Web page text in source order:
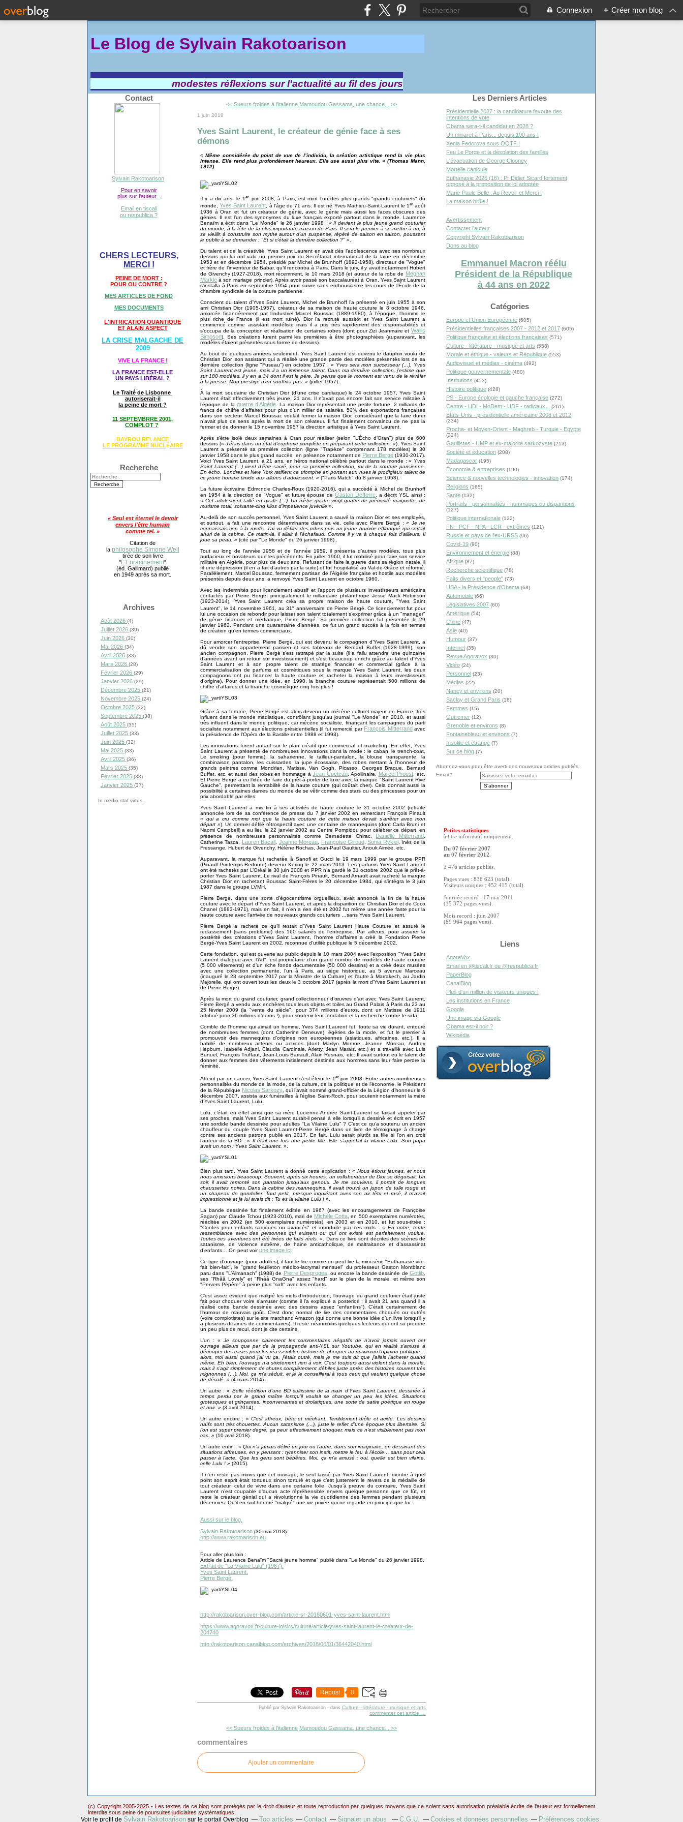
Connexion + Créer mon blog
Le Blog de Sylvain Rakotoarison
modestes réflexions sur l'actualité au fil des jours
Contact
Sylvain Rakotoarison
Pour en savoir
plus sur l'auteur...
Email en tiscali
ou respublica ?
CHERS LECTEURS,
MERCI !
PEINE DE MORT :
POUR OU CONTRE ?
MES ARTICLES DE FOND
MES DOCUMENTS
L'INTRICATION QUANTIQUE
ET ALAIN ASPECT
LA CRISE MALGACHE DE
2009
VIVE LA FRANCE !
LA FRANCE EST-ELLE
UN PAYS LIBÉRAL ?
Le Traité de Lisbonne
autoriserait-il
la peine de mort ?
11 SEPTEMBRRE 2001,
COMPLOT ?
BAYROU RELANCE
LE PROGRAMME NUCLÉAIRE
Recherche
« Seul est éternel le devoir
envers l'être humain
comme tel. »
Citation de
la philosophe Simone Weil
tirée de son livre
"L'Enracinement"
(éd. Gallimard) publié
en 1949 après sa mort.
Archives
Août 2026 (4)
Juillet 2026 (39)
Juin 2026 (30)
Mai 2026 (34)
Avril 2026 (33)
Mars 2026 (28)
Février 2026 (29)
Janvier 2026 (29)
Décembre 2025 (21)
Novembre 2025 (24)
Octobre 2025 (32)
Septembre 2025 (38)
Août 2025 (35)
Juillet 2025 (33)
Juin 2025 (32)
Mai 2025 (33)
Avril 2025 (36)
Mars 2025 (35)
Février 2025 (38)
Janvier 2025 (37)
In medio stat virtus.
<< Sueurs froides à l’italienne Mamoudou Gassama, une chance... >>
1 juin 2018
Yves Saint Laurent, le créateur de génie face à ses
démons
« Même considérée du point de vue de l’individu, la création artistique rend la vie plus
intense. Elle rend plus profondément heureux. Elle use aussi plus vite. » (Thomas Mann,
1912).
Il y a dix ans, le 1er juin 2008, à Paris, est mort l’un des plus grands "grands couturiers" du
monde, Yves Saint Laurent, à l’âge de 71 ans. Il est né Yves Mathieu-Saint-Laurent le 1er août
1936 à Oran et fut un créateur de génie, avec le génie mais aussi les faces obscures des
génies. Il est l’un des synonymes du luxe français exporté partout dans le monde. Laurence
Benaïm a écrit dans "Le Monde" le 26 janvier 1998 : « Il devient le plus jeune grand couturier
du monde, à la tête de la plus importante maison de Paris. Il sera le premier à se mettre à nu, à
se vieillir, à construire son mythe autour d’un suspense, répété de saison en saison, poussant
le public à se demander : "Et si c’était la dernière collection ?" »
Du talent et de la créativité, Yves Saint Laurent en avait dès l’adolescence avec ses nombreux
dessins qui lui ont valu un premier prix du Secrétariat international de la laine en décembre
1953 et en décembre 1954, présidé par Michel de Brunhoff (1892-1958), directeur de "Vogue"
et frère de l’inventeur de Babar, qu’il rencontra à Paris. Dans le jury, il y avait notamment Hubert
de Givenchy (1927-2018), mort récemment, le 10 mars 2018 (et auteur de la robe de Meghan
Markle à son mariage princier). Après avoir passé son baccalauréat à Oran, Yves Saint Laurent
s’installa à Paris en septembre 1954 pour suivre sans enthousiasme les cours de l’École de la
chambre syndicale de la couture parisienne.
Conscient du talent d’Yves Saint Laurent, Michel de Brunhoff l’a présenté en juin 1955 à son
ami Christian Dior (1905-1957), créateur de sa maison de haute couture le 8 octobre 1946,
amorcée financièrement par l’industriel Marcel Boussac (1889-1980), à l’époque, l’homme le
plus riche de France (il est mort ruiné). Dior l’a recruté aussitôt et Yves Saint Laurent a
commencé comme assistant modéliste mais il a pris très rapidement des responsabilités et
s’occupa de la conception et réalisation de certaines robes (dont pour Zizi Jeanmaire et Wallis
Simpson). Ses créations furent parmi les premières à être photographiées (auparavant, les
modèles étaient présentés sous forme de dessins).
Au bout de quelques années seulement, Yves Saint Laurent est devenu le dauphin voulu de
Christian Dior, son assistant qui a réalisé une grande partie des modèles présentés lors de sa
dernière collection (ligne "Fuseau") en octobre 1957 : « Yves sera mon successeur (…). Yves
Saint Laurent est jeune, mais il a un immense talent. Dans ma dernière collection, j’estime que
sur 180 modèles, il y en a 34 dont il est le père. Je pense que le moment est venu de le révéler
à la presse. Mon prestige n’en souffrira pas. » (juillet 1957).
À la mort soudaine de Christian Dior (d’une crise cardiaque) le 24 octobre 1957, Yves Saint
Laurent était effectivement très jeune, 21 ans. Il n’avait pas encore fait son service militaire à
l’époque de la guerre d’Algérie. La maison Dior représentait une petite fortune, 2 milliards de
francs de chiffre d’affaires pour plus d’un millier de salariés, 50% des exportations françaises
dans son secteur. Marcel Boussac voulait fermer la maison Dior, considérant que la faire durer
n’avait plus de sens après la mort de son créateur. Il fut finalement convaincu de ne pas la
fermer et de donner le 15 novembre 1957 la direction artistique à Yves Saint Laurent.
Après s’être isolé deux semaines à Oran pour réaliser (selon "L’Écho d’Oran") plus de 600
dessins (« J’étais dans un état d’euphorie complète en préparant cette collection. »), Yves Saint
Laurent a présenté sa première collection (ligne "Trapèze" comprenant 178 modèles) le 30
janvier 1958 dans le plus grand succès, en présence notamment de Pierre Bergé(1930-2017).
Voici Yves Saint Laurent, à 21 ans, en héros national célébré partout dans le monde :« Yves
Saint Laurent (…) vient d’être sacré, pour sa première collection, roi de la couture parisienne.
En écho, Londres et New York ratifient ce triomphe en portant aux nues le prodigieux talent de
ce jeune homme timide aux allures d’adolescent. » ("Paris Match" du 8 janvier 1958).
La future écrivaine Edmonde Charles-Roux (1920-2016), qui a succédé à Michel de Brunhoff
en 1954 à la direction de "Vogue" et future épouse deGaston Defferre , a décrit YSL ainsi :
« Cet adolescent taillé en girafe (…). Un mètre quatre-vingt-quatre de précocité maigriotte, de
mutisme total, soixante-cinq kilos d’impatience juvénile »
Au-delà de son succès personnel, Yves Saint Laurent a sauvé la maison Dior et ses employés,
et surtout, a fait une rencontre déterminante dans sa vie, celle avec Pierre Bergé :« Je ne
connaissais rien à la mode. J’ai vu défiler des robes puis un jeune homme efflanqué qui sortait
ahuri de la cabine. Ce matin-là, il allait à l’échafaud. Comme il y va à chaque fois d’ailleurs. Il
joue sa peau. » (cité par "Le Monde" du 26 janvier 1998)..
Tout au long de l’année 1958 et de l’année 1959, il présenta d’autres modèles, tous plus
audacieux et novateurs que les précédents. En juillet 1960, il fut mobilisé pour faire son service
militaire en Algérie, pour plus de deux ans. Refusant de faire la guerre dans sa région natale, il
fit une dépression (il en a fait d’autres par la suite) et fut hospitalisé au Val-de-Grâce et réformé.
Parallèlement, Marcel Boussac, fermement partisan de l’Algérie française et hostile aux modèles
présentés depuis deux ans, a renvoyé Yves Saint Laurent en octobre 1960.
Avec les indemnités pour licenciement abusif et l’apport de plusieurs investisseurs américains
contactés par Pierre Bergé, principalement le milliardaire philanthrope Jesse Mack Robinson
(1923-2014), Yves Saint Laurent créa sa propre maison de haute couture, "Yves Saint
Laurent", le 14 novembre 1961, au 31e anniversaire de Pierre Bergé. Ce licenciement fut pour
lui une occasion de rebondir pour laisser son talent totalement s’exprimer grâce à un "manager"
de génie financier et médiatique, Pierre Bergé. Sa première collection fut présentée le 29
janvier 1962. Pendant une quarantaine d’années, ce fut un grand succès à la fois en termes
de création qu’en termes commerciaux.
Pour amorcer l’entreprise, Pierre Bergé, qui est devenu le compagnon d’Yves Saint Laurent, a
dû vendre son appartement parisien et ses tableaux de Bernard Buffet (1928-1999), son
ancien compagnon. Pierre Bergé s’est rattrapé par la suite (il a fallu attendre une quinzaine
d’années avant un retour sur investissement) et s’est beaucoup enrichi grâce au talent d’Yves
Saint Laurent et à son propre talent de stratège financier et commercial (grâce à la
commercialisation de parfums et cosmétiques sous la marque Yves Saint Laurent, les deux
compagnons ont pu financer la haute couture et racheter la maison à leurs investisseurs
d’origine). Pour donner une idée, en 1990, la branche couture représentait 500 millions de
chiffre d’affaires et la branche cosmétique cinq fois plus !
Grâce à sa fortune, Pierre Bergé est alors devenu un mécène culturel majeur en France, très
influent dans le monde médiatique, contrôlant jusqu’au journal "Le Monde" en 2010, et aussi
très influent dans le monde politique, car mécène socialiste, finançant les campagnes du parti
socialiste notamment aux élections présidentielles (il fut remercié par François Mitterrand avec
la présidence de l’Opéra de la Bastille entre 1988 et 1993).
Les innovations furent autant sur le plan créatif que commercial et marketing. En effet, Yves
Saint Laurent a présenté de nombreuses innovations dans la mode : le caban, le trench-coat,
Le smoking (pour femme), la saharienne, le tailleur-pantalon, la blouse transparente, la
combinaison pantalon, les cuissardes, la jupe écossaise, des robes mettant à l’honneur de
grands peintres comme Mondrian, Matisse, Van Gogh, Picasso, Georges Braque, Bernard
Buffet, etc. et aussi des robes en hommage àJean Cocteau , Apollinaire, Marcel Proust , etc.
Et Pierre Bergé a eu l’idée de faire du prêt-à-porter de luxe avec la marque "Saint Laurent Rive
Gauche", permettant la rentabilité de la haute couture (qui coûtait cher). Cela donnait aussi la
possibilité à certaines dames du monde de se vêtir comme des stars ou des princesses pour un
prix abordable par elles.
Yves Saint Laurent a mis fin à ses activités de haute couture le 31 octobre 2002 (retraite
annoncée lors de sa conférence de presse du 7 janvier 2002 en remerciant François Pinault
« qui a cru comme moi que la haute couture de cette maison devait s’arrêter avec mon
départ »). Un dernier défilé rétrospectif avec une centaine de mannequins (dont Carla Bruni et
Naomi Campbell) a eu lieu le 22 janvier 2002 au Centre Pompidou pour célébrer ce départ, en
présence de nombreuses personnalités comme Bernadette Chirac, Danielle Mitterrand
Catherine Tasca,
Lauren Bacall Jeanne Moreau Françoise Giroud ,Sonia Rykiel , Inès de la
Fressange, Hubert de Givenchy, Hélène Rochas, Jean-Paul Gaultier, Anouk Aimée, etc.
Auparavant, la marque fut rachetée à Sanofi et Gucci le 19 mars 1999 par le groupe PPR
(Pinault-Printemps-Redoute) devenu Kering le 22 mars 2013. Les parfums Yves Saint Laurent
ont été rachetés par L’Oréal le 30 juin 2008 et PPR n’a gardé le 31 octobre 2002 que le prêt-à-
porter Yves Saint Laurent. Le rival de François Pinault, Bernard Arnault avait racheté la marque
Christian Dior en rachetant Boussac Saint-Frères le 20 décembre 1984, qui s’intégra le 3 juin
1987 dans le groupe LVMH.
Pierre Bergé, dans une sorte d’égocentrisme orgueilleux, avait annoncé la fin de la haute
couture avec le départ d’Yves Saint Laurent, et après la disparition de Christian Dior et de Coco
Chanel (1883-1971), mais en fait, il n’en a rien été et 2002 fut même une année faste pour la
haute couture avec l’arrivée de nouveaux grands couturiers …sans Yves Saint Laurent.
Pierre Bergé a racheté ce qu’il restait d’Yves Saint Laurent Haute Couture et assuré le
reclassement (sans problème) des 160 salariés de l’entreprise. Par ailleurs, pour assurer la
postérité des créations d’Yves Saint Laurent, l’homme d’affaires a créé la Fondation Pierre
Bergé-Yves Saint Laurent en 2002, reconnue d’utilité publique le 5 décembre 2002.
Cette fondation, qui est ouverte au public depuis le 10 mars 2004 avec l’exposition "Yves Saint
Laurent dialogue avec l’Art", est propriétaire d’un grand nombre de modèles de haute couture
(5 000 vêtements) et d’un riche fonds documentaire (50 000 dessins) et a créé deux musées
avec une collection permanente, l’un à Paris, au siège historique, au 5 avenue Marceau
(inauguré le 28 septembre 2017 par la Ministre de la Culture) et l’autre à Marrakech, au Jardin
Majorelle, qui ont ouvert tous les deux le 3 octobre 2017 (après la mort d’Yves Saint Laurent et
de Pierre Bergé).
Après la mort du grand couturier, grand collectionneur d’œuvres d’art avec Yves Saint Laurent,
Pierre Bergé a vendu aux enchères tous leurs objets et toiles au Grand Palais à Paris du 23 au
25 février 2009 (la "vente du siècle", pour 374 millions d’euros, dont un Matisse de 1911
attribué pour 36 millions d’euros !), pour soutenir leur fondation et la recherche contre le sida.
Comble de l’homme qui aimait un homme, Yves Saint Laurent fut, toute sa vie durant, entouré
de nombreuses femmes (dont Catherine Deneuve), égéries de la mode, et fut le premier à
promouvoir des mannequins d’origines non européennes (asiatiques, africaines, etc.). Il a
habillé de nombreux acteurs ou actrices (dont Marilyn Monroe, Jeanne Moreau, Audrey
Hepburn, Isabelle Adjani, Claudia Cardinale, Arletty, Jean Marais, etc.) et a travaillé avec Luis
Bunuel, François Truffaut, Jean-Louis Barrault, Alain Resnais, etc. Il avait surtout eu le talent de
donner aux femmes des vêtements initialement destinés aux hommes sans leur faire perdre la
féminité.
Atteint par un cancer, Yves Saint Laurent s’est éteint le 1 erjuin 2008. Entre autres nombreuses
personnalités du monde de la mode, de la culture, de la politique et de l’économie, le Président
de la République Nicolas Sarkozy , qui l’avait nommé grand-officier de la Légion d’honneur le 6
décembre 2007, assista aux funérailles à l’église Saint-Roch, pour soutenir notamment la mère
d’Yves Saint Laurent, Lulu.
Lulu, c’était en effet ainsi que sa mère Lucienne-Andrée Saint-Laurent se faisait appeler par
ses proches, mais Yves Saint Laurent aurait-il pensé à elle lorsqu’il a dessiné et écrit en 1957
une sordide bande dessinée pour adultes "La Vilaine Lulu" ? C’est ce qu’a soutenu un ancien
chauffeur du couple Yves Saint Laurent-Pierre Bergé dans un livre de témoignage à charge
contre ses anciens patrons publié en 2017. En fait, Lulu serait plutôt sa fille si l’on en croit
l’auteur de la BD :« Il était une fois une petite fille. Elle s’appelait la vilaine Lulu. Son papa
avait un nom : Yves Saint Laurent. »
Bien plus tard, Yves Saint Laurent a donné cette explication : « Nous étions jeunes, et nous
nous amusions beaucoup. Souvent, après six heures, un collaborateur de Dior se déguisait. Un
soir, il avait remonté son pantalon jusqu’aux genoux. Je me souviens, il portait de longues
chaussettes noires. Dans la cabine des mannequins, il avait trouvé un jupon de tulle rouge et
un chapeau de gondolier. Tout petit, presque inquiétant avec son air têtu et rusé, il m’avait
impressionné et je lui avais dit : Tu es la vilaine Lulu ! »
La bande dessinée fut finalement éditée en 1967 (avec les encouragements de Françoise
Sagan) par Claude Tchou (1923-2010), mari de Michèle Cotta , en 500 exemplaires numérotés,
rééditée en 2002 (en 500 exemplaires numérotés), en 2003 et en 2010, et fut sous-titrée :
"Contes pour enfants sadiques ou avancés" et introduite par ces mots : « En outre, toute
ressemblance avec des personnes qui existent ou qui ont existé est parfaitement voulue.
Toutes ces aventures ont été tirées de faits réels. »
. Dans ce livre sont décrites des scènes de
satanisme, de violence extrême, de haine anticatholique, de maltraitance et d’assassinat
d’enfants… On peut voirune image ici
Ce type d’ouvrage (pour adultes), il faut le lire comme on peut lire la mini-série "Euthanasie vite-
fait bien-fait", le "grand feuilleton médico-lacrymal mensuel" du professeur Gaston Montblanc
paru dans "L’Almanach" (1988) de Pierre Desproges , ou encore la bande dessinée deGotlib
ses "Rhââ Lovely" et "Rhââ GnaGna" assez "hard" sur le plan de la morale, et même son
"Pervers Pépère" à peine plus "soft" avec les enfants.
C’est assez évident que malgré les mots d’introduction, l’ouvrage du grand couturier était juste
fait pour choquer voire s’amuser (comme il l’a expliqué a posteriori ; il avait 21 ans quand il a
réalisé cette bande dessinée avec des dessins assez "enfantins"). C’était certainement de
l’humour de mauvais goût. C’est donc normal de lire des commentaires choqués ou outrés
(voire complotistes) sur le site marchand Amazon (qui donne une bonne idée d’un livre lorsqu’il y
a plusieurs dizaines de commentaires). Il reste néanmoins quelques lecteurs qui ont su prendre
un peu plus de recul, dont je cite certains.
L’un : « Je soupçonne clairement les commentaires négatifs de n’avoir jamais ouvert cet
ouvrage ailleurs que par de la propagande anti-YSL sur Youtube, qui en réalité s’amuse à
découper des cases pour les réassembler, histoire de choquer au maximum l’opinion publique…
alors, moi aussi quand j’ai vu ça, j’étais outré, mais je me suis dit que j’allais l’acheter quand
même. Eh bien, l’ouvrage n’a strictement rien à voir. C’est toujours aussi violent dans la morale,
mais il s’agit simplement de chutes complètement débiles juste après des histoires souvent très
mignonnes (…). Moi, ça m’a séduit, et je le conseillerai à tous ceux qui veulent quelque chose
de décalé. » (4 mars 2014).
Un autre :« Belle réédition d’une BD cultissime de la main d’Yves Saint Laurent, dessinée à
temps perdu par le grand maître lorsqu’il voulait se changer un peu les idées. Situations
grotesques et grinçantes, inconvenantes et drolatiques, une sorte de satire poétique en rouge
et noir. » (3 avril 2014).
Un autre encore : « C’est affreux, bête et méchant. Terriblement drôle et acide. Les dessins
naïfs sont très chouettes. Aucun satanisme (…), juste le reflet d’une époque plus libertaire. Si
l’on est super premier degré, ça peut effectivement choquer, mais ce n’est visiblement pas mon
cas. » (10 avril 2018).
Un autre enfin : « Qui n’a jamais déliré un jour ou l’autre, dans son imaginaire, en dessinant des
situations affreuses, en y pensant : tyranniser son instit, mettre le feu à l’école… sans pour cela
passer à l’acte. Que les gens sont bébêtes. Moi, ça m’a amusé : oui, quelle est bien vilaine,
celle Lulu ! » (2015).
Il n’en reste pas moins que cet ouvrage, le seul laissé par Yves Saint Laurent, montre à quel
point son esprit était tortueux sinon torturé et que c’est justement le revers de la médaille de
tout créateur, celui de vivre dans une certaine folie. Jusqu’à preuve du contraire, Yves Saint
Laurent n’est coupable d’aucun acte répréhensible envers quelque personne que ce fût, et
reste le créateur génial qui a révolutionné la vie quotidienne des femmes pendant plusieurs
décennies. Qu’il en soit honoré "malgré" une vie privée qui ne regarde en principe que lui.
Aussi sur le blog.
Sylvain Rakotoarison (30 mai 2018)
http://www.rakotoarison.eu
Pour aller plus loin :
Article de Laurence Benaïm "Sacré jeune homme" publié dans "Le Monde" du 26 janvier 1998.
Extrait de "La Vilaine Lulu" (1967).
Yves Saint Laurent.
Pierre Bergé.
http://rakotoarison.over-blog.com/article-sr-20180601-yves-saint-laurent.html
https://www.agoravox.fr/culture-loisirs/culture/article/yves-saint-laurent-le-createur-de-
204740
http://rakotoarison.canalblog.com/archives/2018/06/01/36442040.html
Repost 0
Publié par Sylvain Rakotoarison - dans Culture - littérature - musique et arts
commenter cet article
<< Sueurs froides à l’italienne Mamoudou Gassama, une chance... >>
commentaires
Ajouter un commentaire
Les Derniers Articles
Présidentielle 2027 : la candidature favorite des
intentions de vote
Obama sera-t-il candidat en 2028 ?
Un minaret à Paris... depuis 100 ans !
Xenia Fedorova sous OQTF !
Feu Le Porge et la désolation des familles
L'évacuation de George Clooney
Mortelle canicule
Euthanasie 2026 (16) : Pr Didier Sicard fortement
opposé à la proposition de loi adoptée
Marie-Paule Belle : Au Revoir et Merci !
La maison brûle !
Avertissement
Contacter l'auteur
Copyright Sylvain Rakotoarison
Dons au blog
Emmanuel Macron réélu
Président de la République
à 44 ans en 2022
Catégories
Europe et Union Européenne (605)
Présidentielles françaises 2007 - 2012 et 2017 (605)
Politique française et élections françaises (571)
Culture - littérature - musique et arts (558)
Morale et éthique - valeurs et République (553)
Audiovisuel et médias - cinéma (492)
Politique gouvernementale (480)
Institutions (453)
Histoire politique (428)
PS - Europe écologie et gauche française (272)
Centre - UDI - MoDem - UDF - radicaux... (261)
États-Unis - présidentielle américaine 2008 et 2012
(234)
Proche- et Moyen-Orient - Maghreb - Turquie - Egypte
(224)
Gaullistes - UMP et ex-majorité sarkozyste (213)
Société et éducation (208)
Madagascar (195)
Économie & entreprises (190)
Science & nouvelles technologies - innovation (174)
Religions (165)
Santé (132)
Portraits - personnalités - hommages ou disparitions
(127)
Politique internationale (122)
FN - PCF - NPA - LCR - extrêmes (121)
Russie et pays de l'ex-URSS (96)
Covid-19 (90)
Environnement et énergie (88)
Afrique (87)
Recherche scientifique (78)
Faits divers et "people" (73)
USA - la Présidence d'Obama (68)
Automobile (66)
Législatives 2007 (60)
Amérique (54)
Chine (47)
Asie (40)
Humour (37)
Internet (35)
Revue Agoravox (30)
Vidéo (24)
Personnel (23)
Médias (22)
Nancy et environs (20)
Saclay et Grand Paris (18)
Femmes (15)
Outremer (12)
Grenoble et environs (8)
Fontainebleau et environs (7)
Insolite et étrange (7)
Sur ce blog (7)
Abonnez-vous pour être averti des nouveaux articles publiés.
Email
Petites statistiques
à titre informatif uniquement.
Du 07 février 2007
au 07 février 2012.
3 476 articles publiés.
Pages vues : 836 623 (total).
Visiteurs uniques : 452 415 (total).
Journée record : 17 mai 2011
(15 372 pages vues).
Mois record : juin 2007
(89 964 pages vues).
Liens
AgoraVox
Email en @tiscali.fr ou @respublica.fr
PaperBlog
CanalBlog
Plus d'un million de visiteurs uniques !
Les institutions en France
Google
Une image via Google
Obama est-il noir ?
Wikipédia
(c) Copyright 2005-2025 - Les textes de ce blog sont protégés par le droit d'auteur et toute reproduction par quelques moyens que ce soient sans autorisation préalable écrite de l'auteur est formellement
interdite sous peine de poursuites judiciaires systématiques.
Voir le profil de Sylvain Rakotoarison sur le portail Overblog Top articles Contact Signaler un abus C.G.U. Cookies et données personnelles Préférences cookies